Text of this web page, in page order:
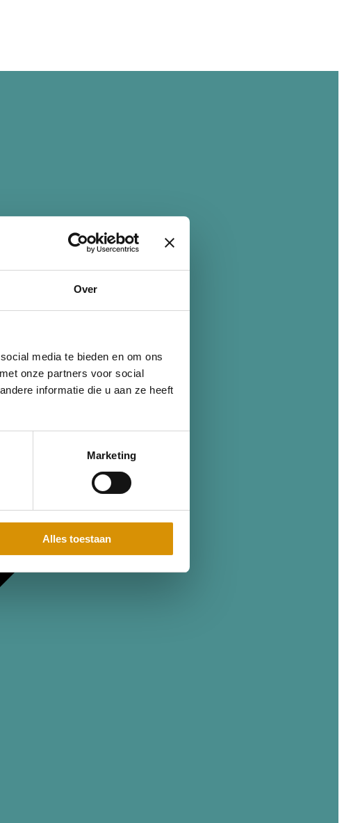
Over
media te bieden en om ons
onze partners voor social
informatie die u aan ze heeft
Marketing
Alles toestaan